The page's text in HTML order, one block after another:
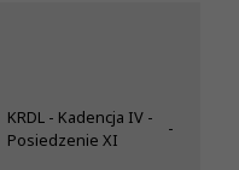
KRDL - Kadencja IV -
Posiedzenie XI
-